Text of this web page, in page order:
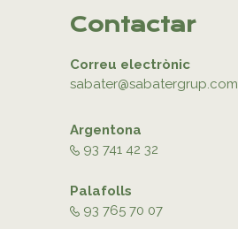
Contactar
Correu electrònic
sabater@sabatergrup.com
Argentona
93 741 42 32
Palafolls
93 765 70 07